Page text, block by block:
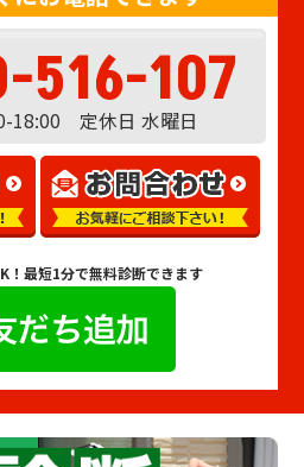
516-107
18:00 定休日 水曜日
！ 最短1分で無料診断できます